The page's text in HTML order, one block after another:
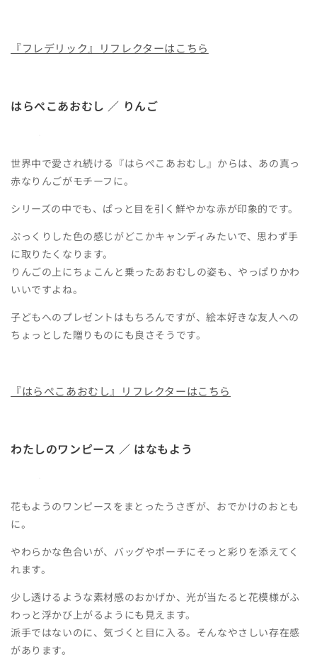
『フレデリック』リフレクターはこちら
はらぺこあおむし ／ りんご
世界中で愛され続ける『はらぺこあおむし』からは、あの真っ
赤なりんごがモチーフに。
シリーズの中でも、ぱっと目を引く鮮やかな赤が印象的です。
ぷっくりした色の感じがどこかキャンディみたいで、思わず手
に取りたくなります。
りんごの上にちょこんと乗ったあおむしの姿も、やっぱりかわ
いいですよね。
子どもへのプレゼントはもちろんですが、絵本好きな友人への
ちょっとした贈りものにも良さそうです。
『はらぺこあおむし』リフレクターはこちら
わたしのワンピース ／ はなもよう
花もようのワンピースをまとったうさぎが、おでかけのおとも
に。
やわらかな色合いが、バッグやポーチにそっと彩りを添えてく
れます。
少し透けるような素材感のおかげか、光が当たると花模様がふ
わっと浮かび上がるようにも見えます。
派手ではないのに、気づくと目に入る。そんなやさしい存在感
があります。